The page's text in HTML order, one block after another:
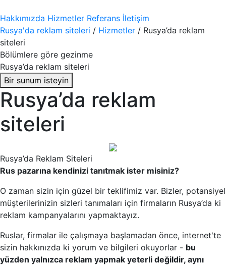
Hakkımızda Hizmetler Referans İletişim
Rusya'da reklam siteleri / Hizmetler / Rusya’da reklam
siteleri
Bir sunum isteyin
Rusya’da reklam
siteleri
Rusya’da Reklam Siteleri
Rus pazarına kendinizi tanıtmak ister misiniz?
O zaman sizin için güzel bir teklifimiz var. Bizler, potansiyel
müşterilerinizin sizleri tanımaları için firmaların Rusya’da ki
reklam kampanyalarını yapmaktayız.
Ruslar, firmalar ile çalışmaya başlamadan önce, internet'te
sizin hakkınızda ki yorum ve bilgileri okuyorlar - bu
yüzden yalnızca reklam yapmak yeterli değildir, aynı
Bölümlere göre gezinme
Rusya’da reklam siteleri